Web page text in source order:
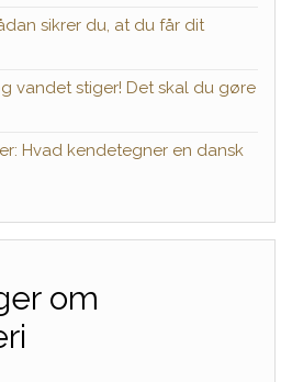
sikrer du, at du får dit
vandet stiger! Det skal du gøre
Hvad kendetegner en dansk
om